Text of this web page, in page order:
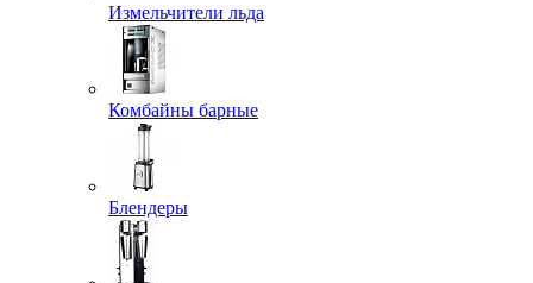
Измельчители льда
Комбайны барные
Блендеры